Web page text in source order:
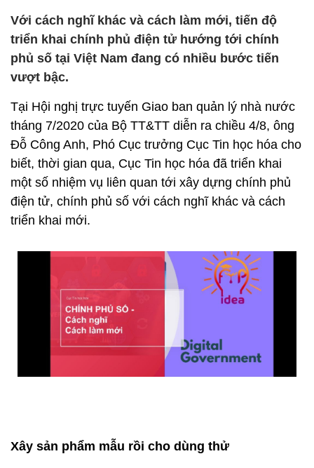
Với cách nghĩ khác và cách làm mới, tiến độ
triển khai chính phủ điện tử hướng tới chính
phủ số tại Việt Nam đang có nhiều bước tiến
vượt bậc.
Tại Hội nghị trực tuyến Giao ban quản lý nhà nước
tháng 7/2020 của Bộ TT&TT diễn ra chiều 4/8, ông
Đỗ Công Anh, Phó Cục trưởng Cục Tin học hóa cho
biết, thời gian qua, Cục Tin học hóa đã triển khai
một số nhiệm vụ liên quan tới xây dựng chính phủ
điện tử, chính phủ số với cách nghĩ khác và cách
triển khai mới.
Xây sản phẩm mẫu rồi cho dùng thử